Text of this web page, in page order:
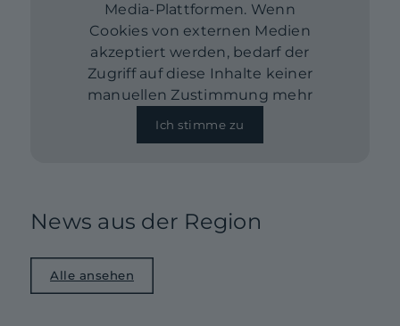
Media-Plattformen. Wenn
Cookies von externen Medien
akzeptiert werden, bedarf der
Zugriff auf diese Inhalte keiner
manuellen Zustimmung mehr
Ich stimme zu
News aus der Region
Alle ansehen